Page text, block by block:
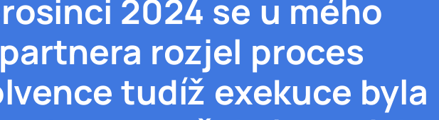
2024 se u mého
partnera rozjel proces
tudíž exekuce byla